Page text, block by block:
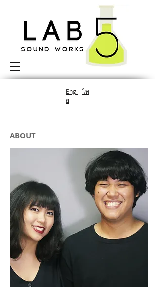
Eng |ไท
ย
ABOUT